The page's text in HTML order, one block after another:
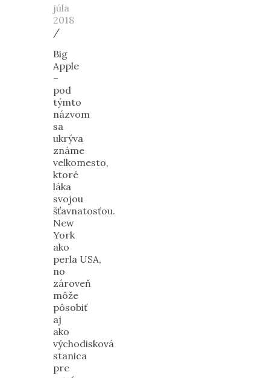
júla
2018
/
Big
Apple
–
pod
týmto
názvom
sa
ukrýva
známe
veľkomesto,
ktoré
láka
svojou
šťavnatosťou.
New
York
ako
perla USA,
no
zároveň
môže
pôsobiť
aj
ako
východisková
stanica
pre